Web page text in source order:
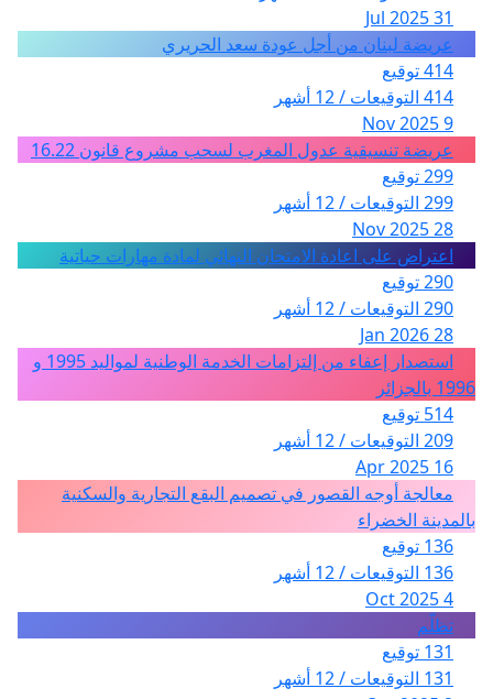
31 Jul 2025
عريضة لبنان من أجل عودة سعد الحريري
414 توقيع
414 التوقيعات / 12 أشهر
9 Nov 2025
عريضة تنسيقية عدول المغرب لسحب مشروع قانون 16.22
299 توقيع
299 التوقيعات / 12 أشهر
28 Nov 2025
اعتراض على اعادة الامتحان النهائي لمادة مهارات حياتية
290 توقيع
290 التوقيعات / 12 أشهر
28 Jan 2026
استصدار إعفاء من إلتزامات الخدمة الوطنية لمواليد 1995 و
1996 بالجزائر
514 توقيع
209 التوقيعات / 12 أشهر
16 Apr 2025
معالجة أوجه القصور في تصميم البقع التجارية والسكنية
بالمدينة الخضراء
136 توقيع
136 التوقيعات / 12 أشهر
4 Oct 2025
تظلّم
131 توقيع
131 التوقيعات / 12 أشهر